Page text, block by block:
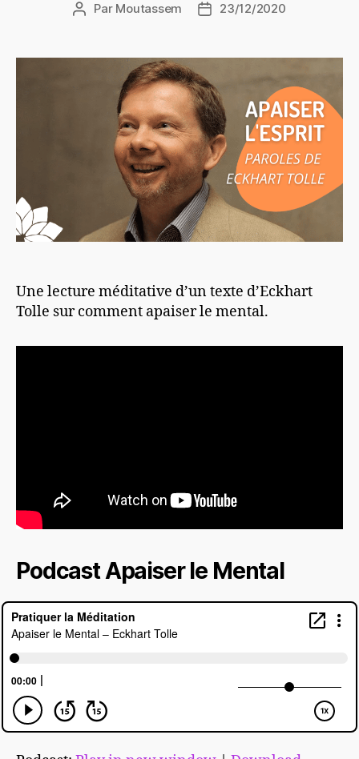
Auteur
Par Moutassem
Date23/12/2020
Une lecture méditative d’un texte d’Eckhart
Tolle sur comment apaiser le mental.
Podcast Apaiser le Mental